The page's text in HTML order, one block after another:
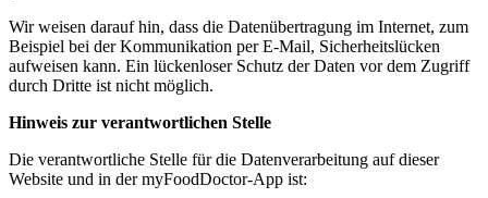
Wir weisen darauf hin, dass die Datenübertragung im Internet, zum
Beispiel bei der Kommunikation per E-Mail, Sicherheitslücken
aufweisen kann. Ein lückenloser Schutz der Daten vor dem Zugriff
durch Dritte ist nicht möglich.
Hinweis zur verantwortlichen Stelle
Die verantwortliche Stelle für die Datenverarbeitung auf dieser
Website und in der myFoodDoctor-App ist: